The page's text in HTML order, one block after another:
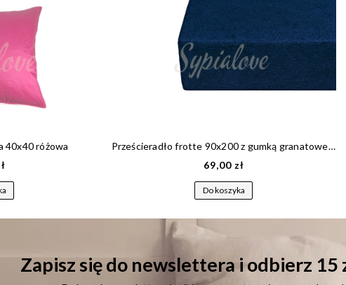
40x40 różowa
Prześcieradło frotte 90x200 z gumką granatowe 180 g/m2
69,00 zł
Do koszyka
Zapisz się do newslettera i odbierz 15